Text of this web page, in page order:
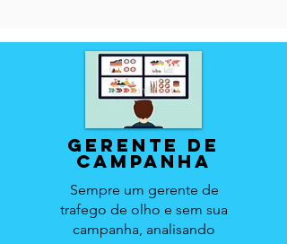
gerente de
campanha
Sempre um gerente de
trafego de olho e sem sua
campanha, analisando